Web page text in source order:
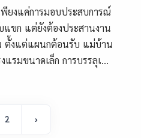
พียงแค่การมอบประสบการณ์
แขก แต่ยังต้องประสานงาน
ตั้งแต่แผนกต้อนรับ แม่บ้าน
แรมขนาดเล็ก การบรรลุเ...
2 ›